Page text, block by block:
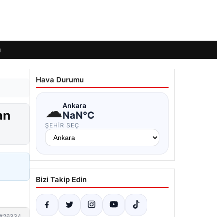
Hava Durumu
☁Ankara
NaN°C
ŞEHIR SEÇ
Bizi Takip Edin